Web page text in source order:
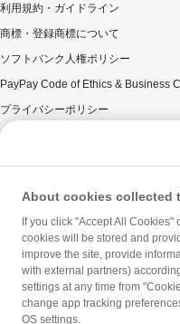
利用規約・ガイドライン
商標・登録商標について
ソフトバンク人権ポリシー
PayPay Code of Ethics & Business
プライバシーポリシー
ユーザープライバシーについて
勧誘方針
マネロン等基本方針
カスタマーハラスメントに関する当
About cookies collected
If you click "Accept All
cookies will be stored and
improve the site, provide
with external partners)
settings at any time from
change app tracking
OS settings.